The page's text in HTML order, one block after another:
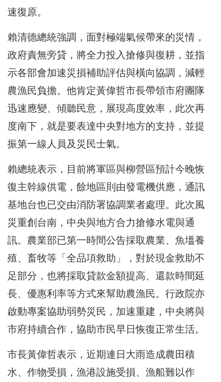
速復原。
賴清德總統強調，面對極端氣候帶來的災情，
政府責無旁貸，將全力投入搶修與復耕，並指
示各部會加速災損補助評估與橫向協調，減輕
農漁民負擔。他肯定黃偉哲市長帶領市府團隊
迅速應變、傾聽民意，展現高度效率，此次再
度南下，就是要表達中央對地方的支持，並提
振第一線人員及災民士氣。
賴總統表示，目前將軍區與柳營區預計今晚恢
復主幹線供電，餘地區則由發電機供應，通訊
基地台也已交由消防署協調業者處理。此次風
災重創台南，中央與地方合力搶修水電與通
訊。農業部已第一時間公告採取農業、魚塭養
殖、畜牧等「全品項救助」，對於現金救助不
足部分，也將採取貸款金額提高、還款時間延
長、優惠利率等方式來幫助農漁民。行政院亦
啟動專案協助弱勢災民，加速重建，中央將與
市府持續合作，協助市民早日恢復正常生活。
市長黃偉哲表示，近期連日大雨造成農田積
水、作物受損，漁港設施受損、漁船難以作